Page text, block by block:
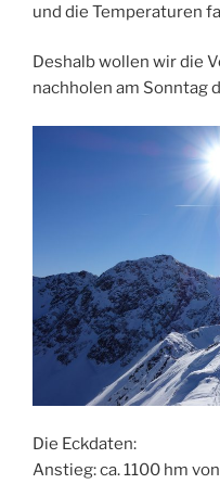
und die Temperaturen
Deshalb wollen wir die
nachholen am Sonntag
Die Eckdaten:
Anstieg: ca. 1100 hm